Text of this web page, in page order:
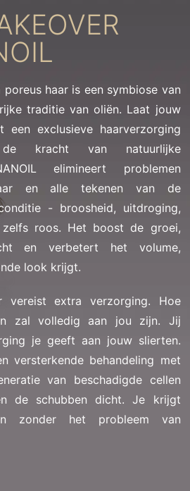
haar is een symbiose van
traditie van oliën. Laat jouw
een exclusieve haarverzorging
kracht van natuurlijke
elimineert problemen
en alle tekenen van de
- broosheid, uitdroging,
roos. Het boost de groei,
en verbetert het volume,
look krijgt.
vereist extra verzorging. Hoe
zal volledig aan jou zijn. Jij
je geeft aan jouw slierten.
versterkende behandeling met
van beschadigde cellen
de schubben dicht. Je krijgt
zonder het probleem van